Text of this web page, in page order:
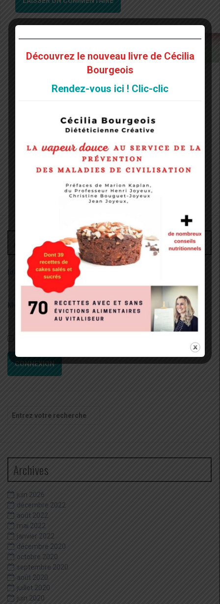
Administrateur
Identifiant:
Mot de passe:
CONNEXION
pour
Archives
juin 2026
décembre 2022
août 2022
mai 2022
janvier 2022
décembre 2020
octobre 2020
septembre 2020
août 2020
juillet 2020
juin 2020
Découvrez le nouveau livre de Cécilia
Bourgeois
Rendez-vous ici ! Clic-clic